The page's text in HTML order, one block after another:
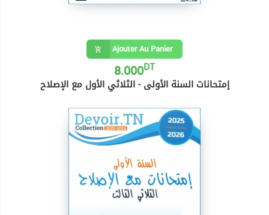
Ajouter Au Panier
8.000DT
إمتحانات السنة الأولى - الثلاثي الأول مع الإصلاح